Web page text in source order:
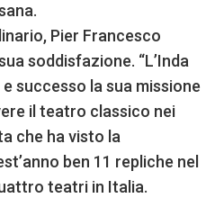
Pier Francesco
soddisfazione. “L’Inda
successo la sua missione
il teatro classico nei
che ha visto la
ben 11 repliche nel
teatri in Italia.